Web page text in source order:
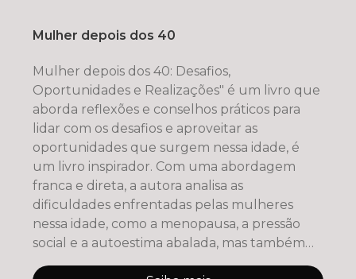
Mulher depois dos 40
Mulher depois dos 40: Desafios,
Oportunidades e Realizações" é um livro que
aborda reflexões e conselhos práticos para
lidar com os desafios e aproveitar as
oportunidades que surgem nessa idade, é
um livro inspirador. Com uma abordagem
franca e direta, a autora analisa as
dificuldades enfrentadas pelas mulheres
nessa idade, como a menopausa, a pressão
social e a autoestima abalada, mas também